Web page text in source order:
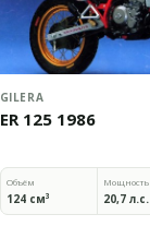
GILERA
ER 125 1986
Объём
124 см³
Мощность
20,7 л.с.